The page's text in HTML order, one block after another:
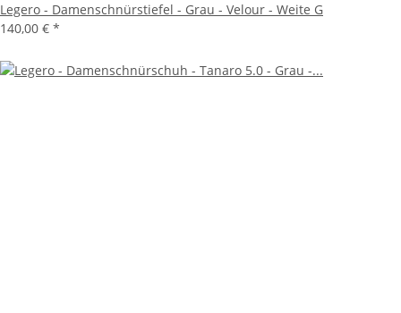
Legero - Damenschnürstiefel - Grau - Velour - Weite G
140,00 € *